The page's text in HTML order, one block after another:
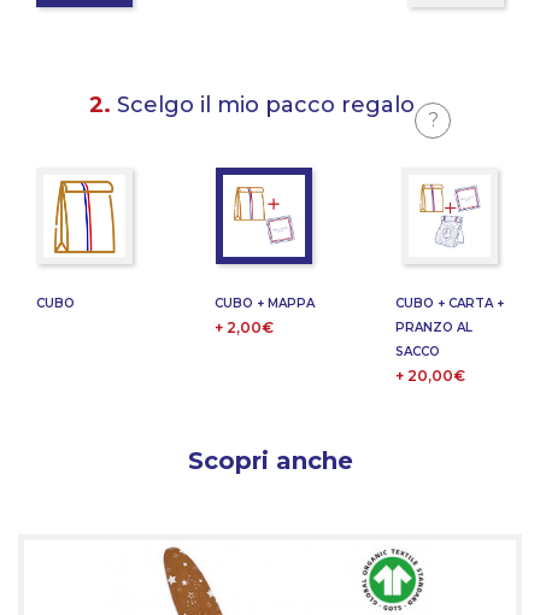
2. Scelgo il mio pacco regalo
?
CUBO CUBO + MAPPA
+ 2,00€
CUBO + CARTA +
PRANZO AL
SACCO
+ 20,00€
Scopri anche